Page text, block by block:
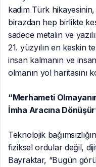
kadim Türk
birazdan hep birlikte
sadece metalin ve
21. yüzyılın en keskin
insan kalmanın ve
olmanın yol haritasını
“Merhameti
İmha Aracına
Teknolojik
fiziksel ordular değil,
Bayraktar, “Bugün